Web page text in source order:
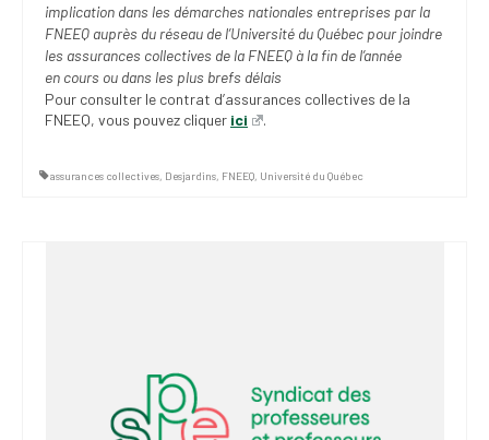
SCCUQ info
SCCUQ intervention
implication dans les démarches nationales entreprises par la
FNEEQ auprès du réseau de l’Université du Québec pour joindre
les assurances collectives de la FNEEQ à la fin de l’année
en cours ou dans les plus brefs délais
Pour consulter le contrat d’assurances collectives de la
FNEEQ, vous pouvez cliquer ici .
assurances collectives, Desjardins, FNEEQ, Université du Québec